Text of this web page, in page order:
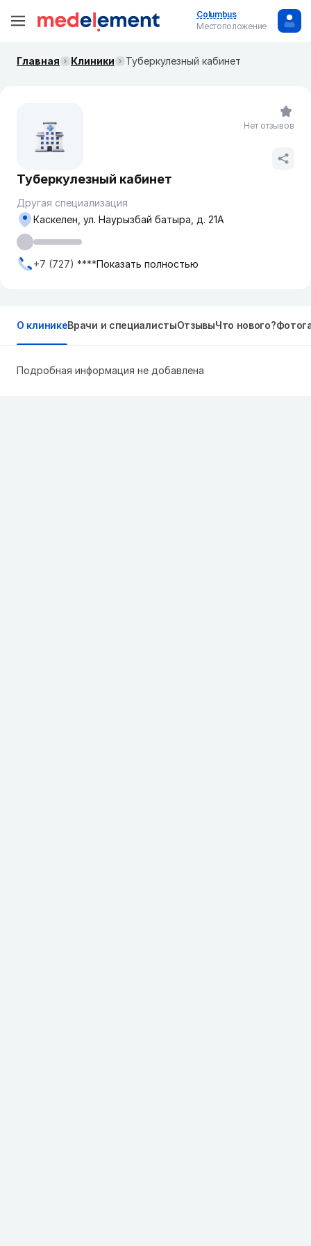
Columbus
Местоположение
Главная Клиники Туберкулезный кабинет
Туберкулезный кабинет
Другая специализация
Каскелен, ул. Наурызбай батыра, д. 21А
+7 (727) ****Показать полностью
Нет отзывов
О клиникеВрачи и специалистыОтзывыЧто нового?
Подробная информация не добавлена